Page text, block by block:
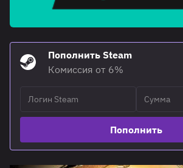
Пополнить Steam
Комиссия от 6%
Пополнить